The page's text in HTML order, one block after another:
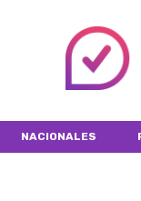
NACIONALES